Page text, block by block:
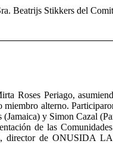
Beatrijs Stikkers del
Roses Periago,
alterno.
y Simon Cazal
de las
director de ONUSIDA